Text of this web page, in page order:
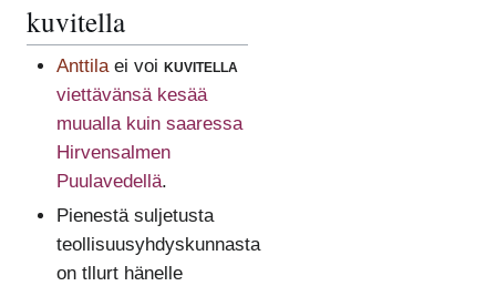
kuvitella
Anttilaei voi kuvitella
viettävänsä kesää
muualla kuin saaressa
Hirvensalmen
Puulavedellä.
Pienestä suljetusta
teollisuusyhdyskunnasta
on tllurt hänelle